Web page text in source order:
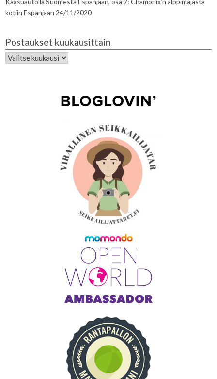
Kaasuautolla Suomesta Espanjaan, osa 7: Chamonix’n alppimajasta
kotiin Espanjaan 24/11/2020
Postaukset kuukausittain